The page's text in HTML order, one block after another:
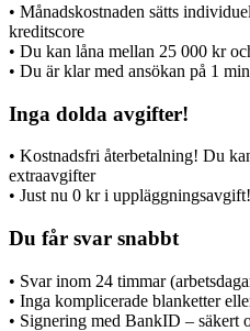
• Månadskostnaden sätts
kreditscore
• Du kan låna mellan 25 000 kr
• Du är klar med ansökan på 1
Inga dolda avgifter!
• Kostnadsfri återbetalning! Du
extraavgifter
• Just nu 0 kr i uppläggningsavgift!
Du får svar snabbt
• Svar inom 24 timmar
• Inga komplicerade blanketter
• Signering med BankID – säkert